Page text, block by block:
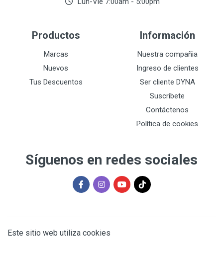
Productos
Marcas
Nuevos
Tus Descuentos
Información
Nuestra compañia
Ingreso de clientes
Ser cliente DYNA
Suscríbete
Contáctenos
Política de cookies
Síguenos en redes sociales
Este sitio web utiliza cookies